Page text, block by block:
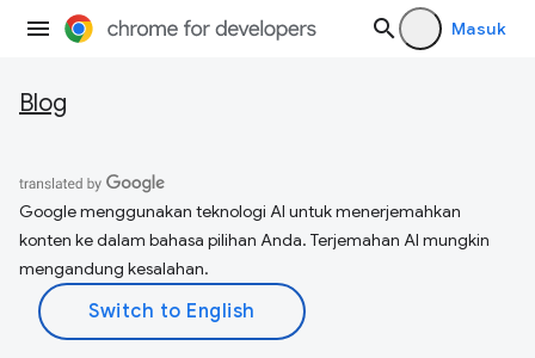
Masuk
Blog
Google menggunakan teknologi AI untuk menerjemahkan
konten ke dalam bahasa pilihan Anda. Terjemahan AI mungkin
mengandung kesalahan.